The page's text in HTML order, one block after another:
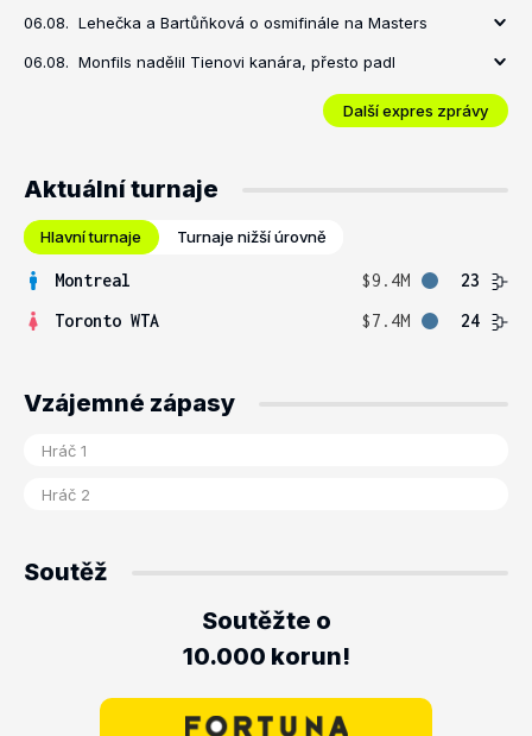
06.08. Lehečka a Bartůňková o osmifinále na Masters
06.08. Monfils nadělil Tienovi kanára, přesto padl
Další expres zprávy
Aktuální turnaje
Hlavní turnaje Turnaje nižší úrovně
Montreal $9.4M
23
Toronto WTA
$7.4M 24
Vzájemné zápasy
Soutěž
Soutěžte o
10.000 korun!